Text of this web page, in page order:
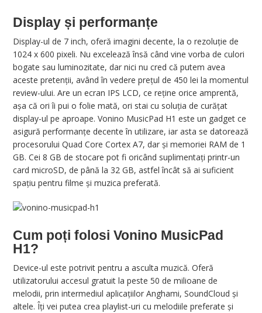
Display și performanțe
Display-ul de 7 inch, oferă imagini decente, la o rezoluție de
1024 x 600 pixeli. Nu excelează însă când vine vorba de culori
bogate sau luminozitate, dar nici nu cred că putem avea
aceste pretenții, având în vedere prețul de 450 lei la momentul
review-ului. Are un ecran IPS LCD, ce reține orice amprentă,
așa că ori îi pui o folie mată, ori stai cu soluția de curățat
display-ul pe aproape. Vonino MusicPad H1 este un gadget ce
asigură performanțe decente în utilizare, iar asta se datorează
procesorului Quad Core Cortex A7, dar și memoriei RAM de 1
GB. Cei 8 GB de stocare pot fi oricând suplimentați printr-un
card microSD, de până la 32 GB, astfel încât să ai suficient
spațiu pentru filme și muzica preferată.
Cum poți folosi Vonino MusicPad
H1?
Device-ul este potrivit pentru a asculta muzică. Oferă
utilizatorului accesul gratuit la peste 50 de milioane de
melodii, prin intermediul aplicațiilor Anghami, SoundCloud și
altele. Îți vei putea crea playlist-uri cu melodiile preferate și